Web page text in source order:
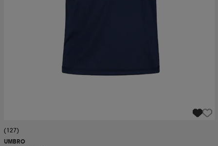
(127)
UMBRO